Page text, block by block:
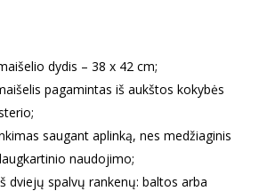
dydis – 38 x 42 cm;
pagamintas iš aukštos kokybės
saugant aplinką, nes medžiaginis
naudojimo;
dviejų spalvų rankenų: baltos arba